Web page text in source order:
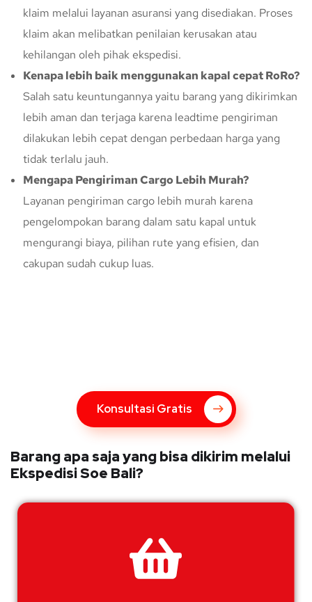
klaim melalui layanan asuransi yang disediakan. Proses
klaim akan melibatkan penilaian kerusakan atau
kehilangan oleh pihak ekspedisi.
Kenapa lebih baik menggunakan kapal cepat RoRo?
Salah satu keuntungannya yaitu barang yang dikirimkan
lebih aman dan terjaga karena leadtime pengiriman
dilakukan lebih cepat dengan perbedaan harga yang
tidak terlalu jauh.
Mengapa Pengiriman Cargo Lebih Murah?
Layanan pengiriman cargo lebih murah karena
pengelompokan barang dalam satu kapal untuk
mengurangi biaya, pilihan rute yang efisien, dan
cakupan sudah cukup luas.
Konsultasi Gratis
Barang apa saja yang bisa dikirim melalui
Ekspedisi Soe Bali?